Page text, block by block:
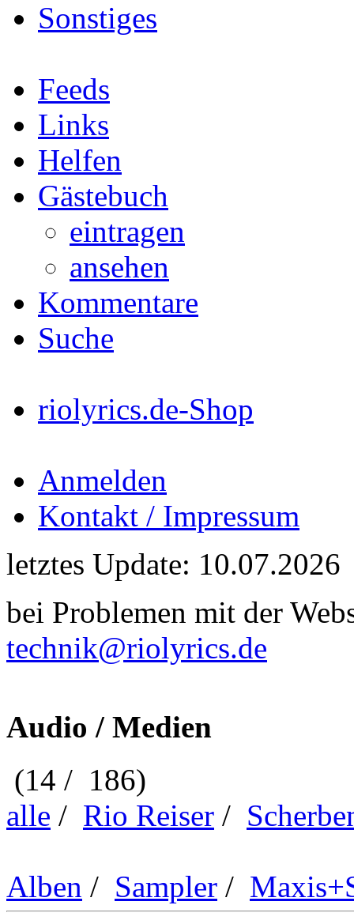
Sonstiges
Feeds
Links
Helfen
Gästebuch
eintragen
ansehen
Kommentare
Suche
riolyrics.de-Shop
Anmelden
Kontakt / Impressum
letztes Update: 10.07.2026
bei Problemen mit der
technik@riolyrics.de
Audio / Medien
(14 / 186)
alle / Rio Reiser /
Alben / Sampler /